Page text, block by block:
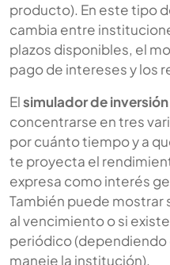
producto). En este tipo
cambia entre
plazos disponibles, el
pago de intereses y los
Elsimulador de
concentrarse en tres
por cuánto tiempo y a
te proyecta el
expresa como interés
También puede mostrar
al vencimiento o si
periódico
maneje la institución).